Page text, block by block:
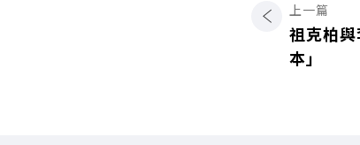
上一篇
祖克柏
本」